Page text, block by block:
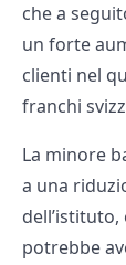
che a
un forte
clienti nel
franchi
La minore
a una
potrebbe